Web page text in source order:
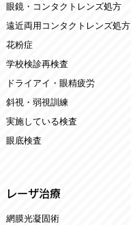
眼鏡・コンタクトレンズ処方
遠近両用コンタクトレンズ処方
花粉症
学校検診再検査
​ドライアイ・眼精疲労
​斜視・弱視訓練
実施している検査
​眼底検査
レーザ治療
網膜光凝固術